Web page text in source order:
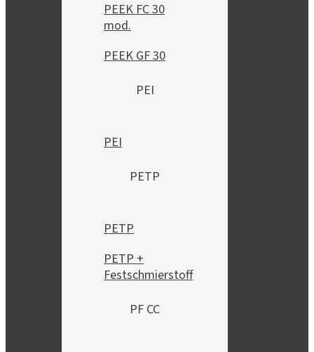
PEEK FC 30
mod.
PEEK GF 30
PEI
PEI
PETP
PETP
PETP +
Festschmierstoff
PF CC